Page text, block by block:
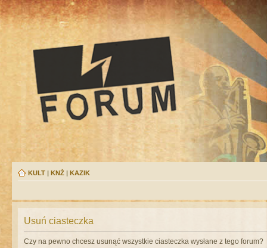
KULT | KNŻ | KAZIK
Usuń ciasteczka
Czy na pewno chcesz usunąć wszystkie ciasteczka wysłane z tego forum?